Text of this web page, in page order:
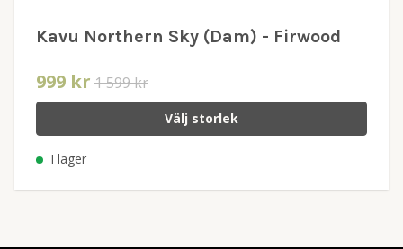
Kavu Northern Sky (Dam) - Firwood
999 kr 1 599 kr
Välj storlek
I lager